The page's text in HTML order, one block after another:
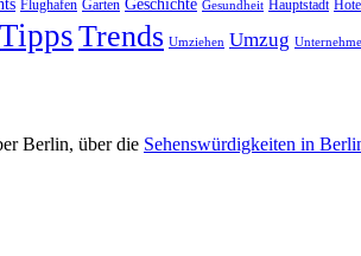
Flughafen Garten Geschichte Gesundheit Hauptstadt
TippsTrends Umziehen Umzug
Berlin, über die Sehenswürdigkeiten in